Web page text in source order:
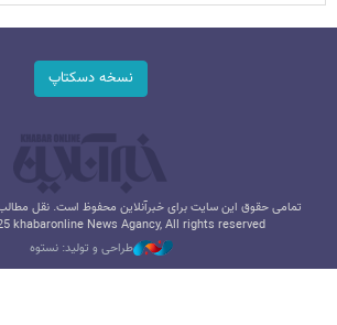
نسخه دسکتاپ
تمامی حقوق این سایت برای خبرآنلاین محفوظ است. نقل مطالب
khabaronline News Agancy, All rights reserved
طراحی و تولید: نستوه